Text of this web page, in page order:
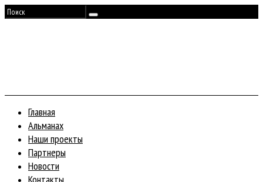
Главная
Альманах
Наши проекты
Партнеры
Новости